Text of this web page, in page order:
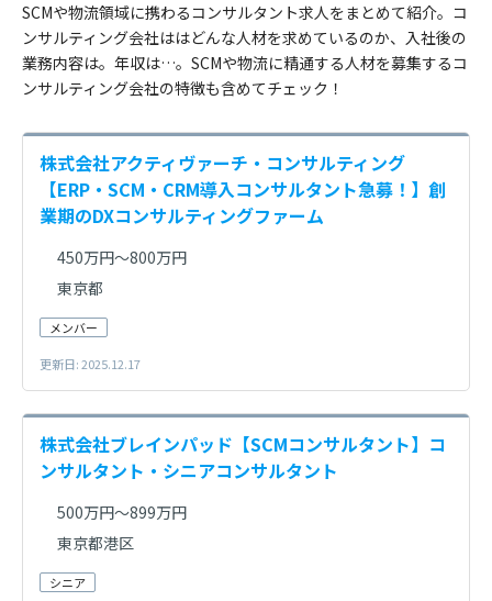
SCMや物流領域に携わるコンサルタント求人をまとめて紹介。コ
ンサルティング会社ははどんな人材を求めているのか、入社後の
業務内容は。年収は…。SCMや物流に精通する人材を募集するコ
ンサルティング会社の特徴も含めてチェック！
株式会社アクティヴァーチ・コンサルティング
【ERP・SCM・CRM導入コンサルタント急募！】創
業期のDXコンサルティングファーム
450万円～800万円
東京都
メンバー
更新日: 2025.12.17
株式会社ブレインパッド【SCMコンサルタント】コ
ンサルタント・シニアコンサルタント
500万円～899万円
東京都港区
シニア